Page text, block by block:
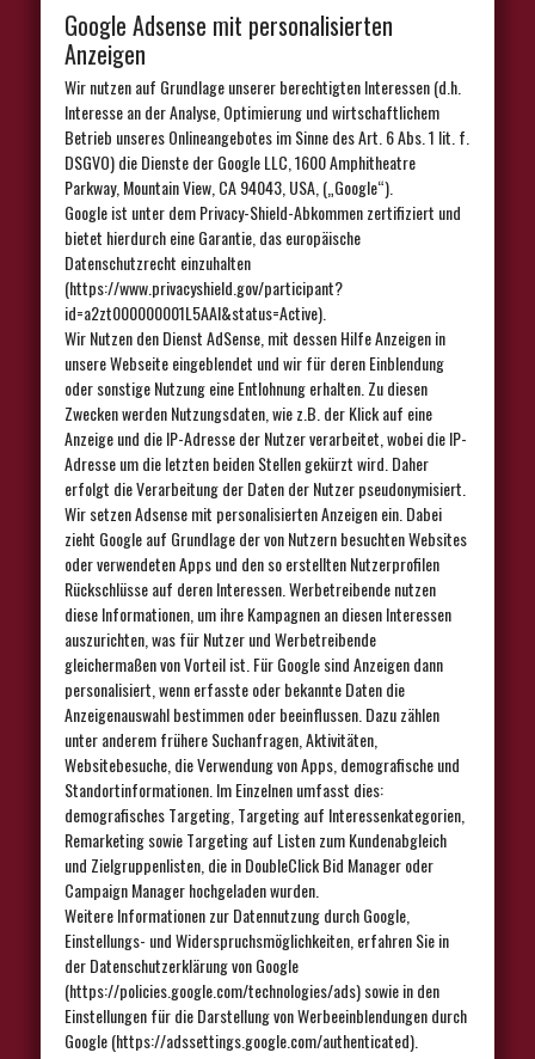
Google Adsense mit personalisierten
Anzeigen
Wir nutzen auf Grundlage unserer berechtigten Interessen (d.h.
Interesse an der Analyse, Optimierung und wirtschaftlichem
Betrieb unseres Onlineangebotes im Sinne des Art. 6 Abs. 1 lit. f.
DSGVO) die Dienste der Google LLC, 1600 Amphitheatre
Parkway, Mountain View, CA 94043, USA, („Google“).
Google ist unter dem Privacy-Shield-Abkommen zertifiziert und
bietet hierdurch eine Garantie, das europäische
Datenschutzrecht einzuhalten
(https://www.privacyshield.gov/participant?
id=a2zt000000001L5AAI&status=Active).
Wir Nutzen den Dienst AdSense, mit dessen Hilfe Anzeigen in
unsere Webseite eingeblendet und wir für deren Einblendung
oder sonstige Nutzung eine Entlohnung erhalten. Zu diesen
Zwecken werden Nutzungsdaten, wie z.B. der Klick auf eine
Anzeige und die IP-Adresse der Nutzer verarbeitet, wobei die IP-
Adresse um die letzten beiden Stellen gekürzt wird. Daher
erfolgt die Verarbeitung der Daten der Nutzer pseudonymisiert.
Wir setzen Adsense mit personalisierten Anzeigen ein. Dabei
zieht Google auf Grundlage der von Nutzern besuchten Websites
oder verwendeten Apps und den so erstellten Nutzerprofilen
Rückschlüsse auf deren Interessen. Werbetreibende nutzen
diese Informationen, um ihre Kampagnen an diesen Interessen
auszurichten, was für Nutzer und Werbetreibende
gleichermaßen von Vorteil ist. Für Google sind Anzeigen dann
personalisiert, wenn erfasste oder bekannte Daten die
Anzeigenauswahl bestimmen oder beeinflussen. Dazu zählen
unter anderem frühere Suchanfragen, Aktivitäten,
Websitebesuche, die Verwendung von Apps, demografische und
Standortinformationen. Im Einzelnen umfasst dies:
demografisches Targeting, Targeting auf Interessenkategorien,
Remarketing sowie Targeting auf Listen zum Kundenabgleich
und Zielgruppenlisten, die in DoubleClick Bid Manager oder
Campaign Manager hochgeladen wurden.
Weitere Informationen zur Datennutzung durch Google,
Einstellungs- und Widerspruchsmöglichkeiten, erfahren Sie in
der Datenschutzerklärung von Google
(https://policies.google.com/technologies/ads) sowie in den
Einstellungen für die Darstellung von Werbeeinblendungen durch
Google (https://adssettings.google.com/authenticated).